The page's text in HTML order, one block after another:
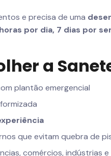
e precisa de uma
por dia, 7 dias por
a
plantão emergencial
que evitam quebra de
comércios, indústrias